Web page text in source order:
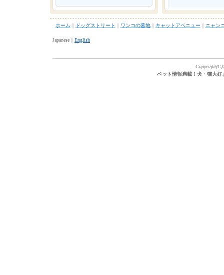
ホーム ｜ ドッグストリート ｜ ワンコの墓地｜ キャットアベニュー ｜ ニャン
Japanese｜ English
ペット情報満載！犬・猫大